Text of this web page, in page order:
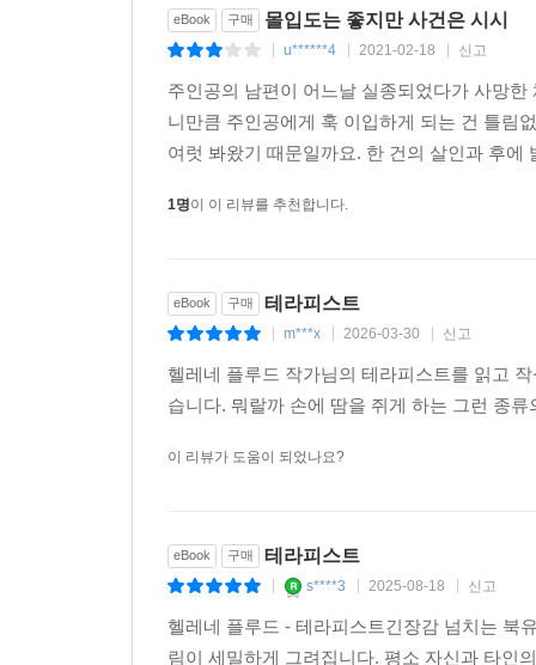
생각하려 노력해야 한다, 겁에 질린 뇌가 제멋대
명철하게 분석하고 해결책을 내놓던 사라인데,
지워버린 음성 메시지와 심리치료자로서의 윤리
“이름이?”
이젠 내가 목을 가다듬을 차례다.
“그건 비밀 유지 대상이에요.”
“저는 심리학자예요. 여러분이 환자의 이름을
있어요.”
도면통은 원래 제자리에 있었는데 사라가 기억
사람은 남편일까? 사라는 그 어떤 것도 확신할 수
eBook 구매 몰입도는 좋지만 사건은 시시
u******4 2021-02-18 신고
주인공의 남편이 어느날 실종되었다가 사망
니만큼 주인공에게 훅 이입하게 되는 건 틀림
여럿 봐왔기 때문일까요. 한 건의 살인과 후
1명이 이 리뷰를 추천합니다.
eBook 구매 테라피스트
m***x 2026-03-30 신고
헬레네 플루드 작가님의 테라피스트를 읽고
습니다. 뭐랄까 손에 땀을 쥐게 하는 그런 종
이 리뷰가 도움이 되었나요?
eBook 구매 테라피스트
s****3 2025-08-18 신고
헬레네 플루드 - 테라피스트긴장감 넘치는 북
림이 세밀하게 그려집니다. 평소 자신과 타인